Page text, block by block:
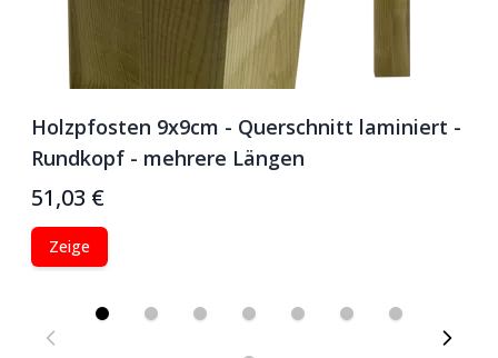
Holzpfosten 9x9cm - Querschnitt laminiert -
Rundkopf - mehrere Längen
51,03 €
Zeige